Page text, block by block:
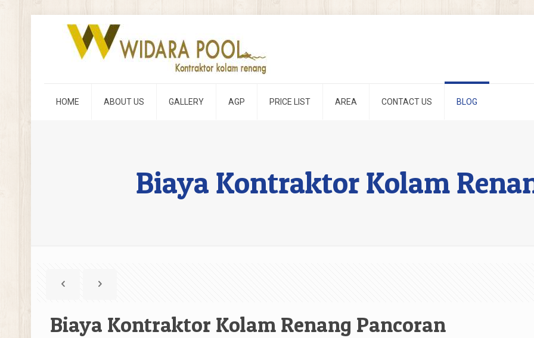
HOME ABOUT US GALLERY AGP PRICE LIST AREA CONTACT US BLOG
Biaya Kontraktor Kolam
Biaya Kontraktor Kolam Renang Pancoran